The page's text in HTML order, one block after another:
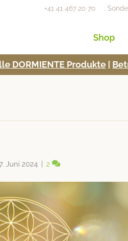
+41 41 467 20 70
Shop
DORMIENTE Pro­duk­te
Juni 2024 2